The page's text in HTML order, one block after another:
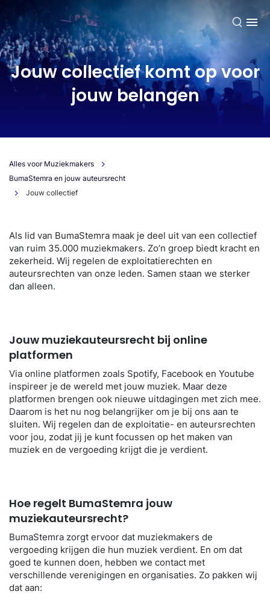
NL
Jouw collectief komt op voor
jouw belangen
Alles voor Muziekmakers
BumaStemra en jouw auteursrecht
Jouw collectief
Als lid van BumaStemra maak je deel uit van een collectief
van ruim 35.000 muziekmakers. Zo’n groep biedt kracht en
zekerheid. Wij regelen de exploitatierechten en
auteursrechten van onze leden. Samen staan we sterker
dan alleen.
Jouw muziekauteursrecht bij online
platformen
Via online platformen zoals Spotify, Facebook en Youtube
inspireer je de wereld met jouw muziek. Maar deze
platformen brengen ook nieuwe uitdagingen met zich mee.
Daarom is het nu nog belangrijker om je bij ons aan te
sluiten. Wij regelen dan de exploitatie- en auteursrechten
voor jou, zodat jij je kunt focussen op het maken van
muziek en de vergoeding krijgt die je verdient.
Hoe regelt BumaStemra jouw
muziekauteursrecht?
BumaStemra zorgt ervoor dat muziekmakers de
vergoeding krijgen die hun muziek verdient. En om dat
goed te kunnen doen, hebben we contact met
verschillende verenigingen en organisaties. Zo pakken wij
dat aan: